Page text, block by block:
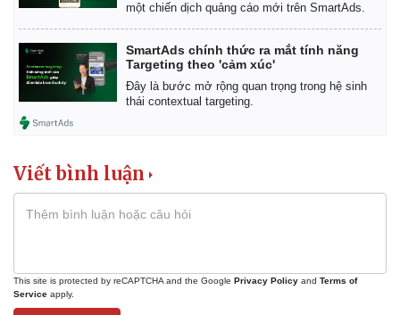
một chiến dịch quảng cáo mới trên SmartAds.
SmartAds chính thức ra mắt tính năng
Targeting theo 'cảm xúc'
Đây là bước mở rộng quan trọng trong hệ sinh
thái contextual targeting.
Viết bình luận
This site is protected by reCAPTCHA and the Google Privacy Policy and Terms of
Service apply.